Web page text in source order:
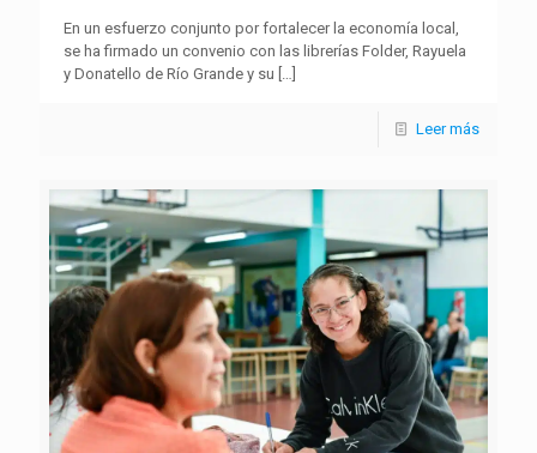
En un esfuerzo conjunto por fortalecer la economía local,
se ha firmado un convenio con las librerías Folder, Rayuela
y Donatello de Río Grande y su […]
Leer más